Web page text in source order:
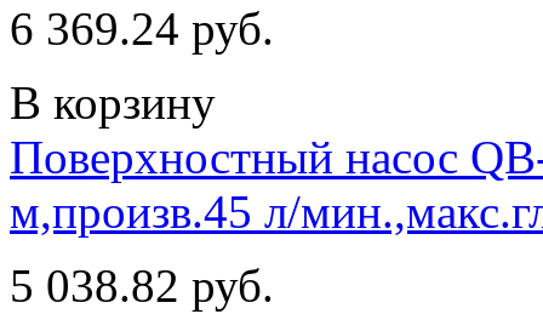
6 369.24 руб.
В корзину
Поверхностный насос
м,произв.45 л/
5 038.82 руб.